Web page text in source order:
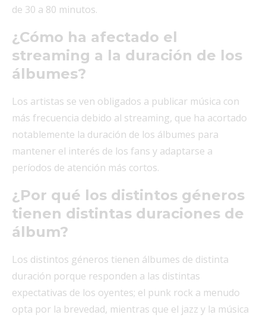
de 30 a 80 minutos.
¿Cómo ha afectado el
streaming a la duración de los
álbumes?
Los artistas se ven obligados a publicar música con
más frecuencia debido al streaming, que ha acortado
notablemente la duración de los álbumes para
mantener el interés de los fans y adaptarse a
períodos de atención más cortos.
¿Por qué los distintos géneros
tienen distintas duraciones de
álbum?
Los distintos géneros tienen álbumes de distinta
duración porque responden a las distintas
expectativas de los oyentes; el punk rock a menudo
opta por la brevedad, mientras que el jazz y la música